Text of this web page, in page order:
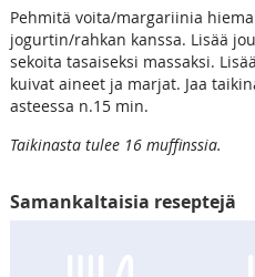
Pehmitä voita/margariinia
jogurtin/rahkan kanssa. Lisää
sekoita tasaiseksi massaksi.
kuivat aineet ja marjat. Jaa
asteessa n.15 min.
Taikinasta tulee 16 muffinssia.
Samankaltaisia reseptejä